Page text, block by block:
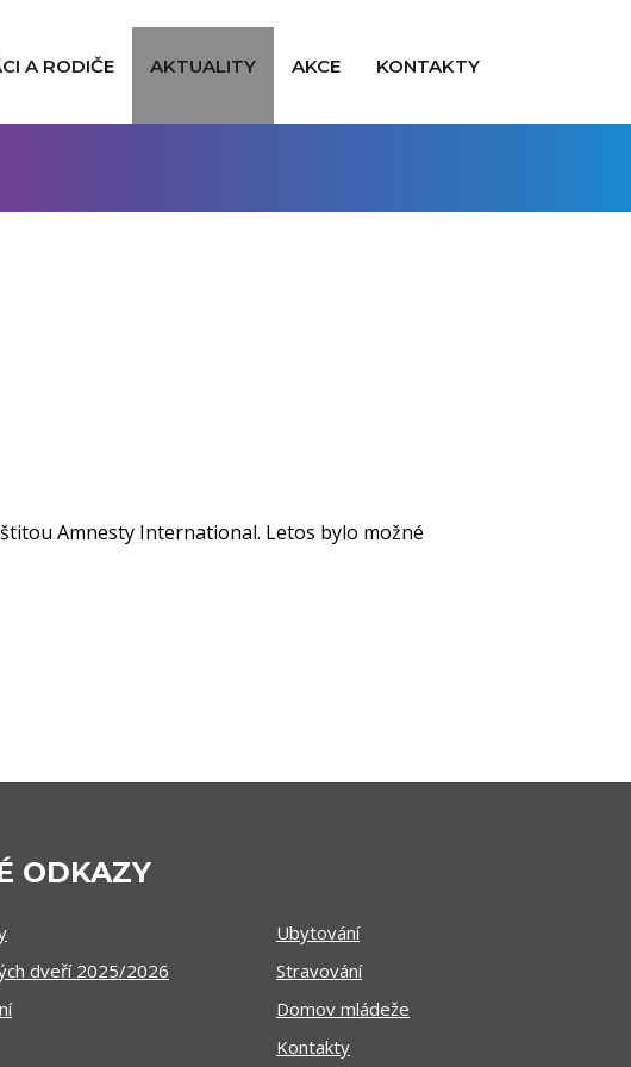
A RODIČE AKTUALITY AKCE KONTAKTY
Amnesty International. Letos bylo možné
ODKAZY
dveří 2025/2026
Ubytování
Stravování
Domov mládeže
Kontakty